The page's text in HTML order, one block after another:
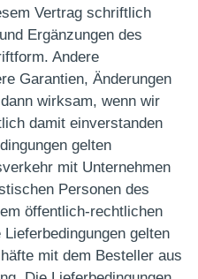
Vertrag schriftlich
Ergänzungen des
Andere
Garantien, Änderungen
wirksam, wenn wir
damit einverstanden
gelten
mit Unternehmen
Personen des
öffentlich-rechtlichen
gelten
mit dem Besteller aus